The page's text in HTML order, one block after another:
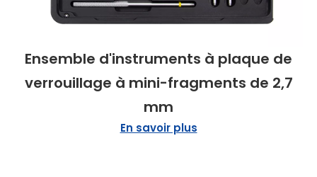
Ensemble d'instruments à plaque de
verrouillage à mini-fragments de 2,7
mm
En savoir plus